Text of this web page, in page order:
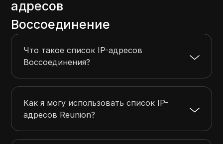
92.130.86.0
92.130.100.0
92.130.101.255
92.130.109.0
92.130.146.255
92.130.148.0
92.130.155.255
адресов
Воссоединение
Что такое список IP-адресов
Воссоединения?
Как я могу использовать список IP-
адресов Reunion?